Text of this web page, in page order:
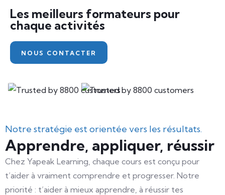
Les meilleurs formateurs pour
chaque activités
NOUS CONTACTER
Notre stratégie est orientée vers les résultats.
Apprendre, appliquer, réussir
Chez Yapeak Learning, chaque cours est conçu pour
t’aider à vraiment comprendre et progresser. Notre
priorité : t’aider à mieux apprendre, à réussir tes